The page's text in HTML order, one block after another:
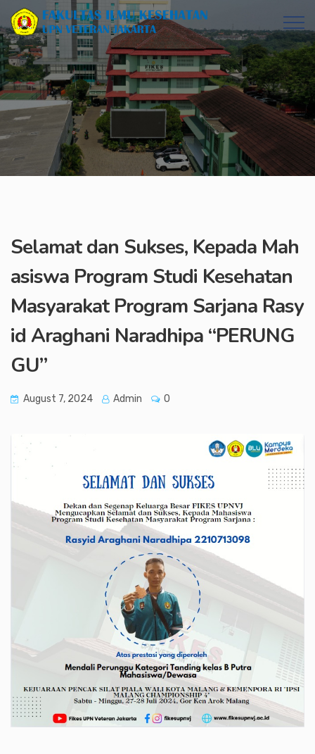
Selamat dan Sukses, Kepada Mah
asiswa Program Studi Kesehatan
Masyarakat Program Sarjana Rasy
id Araghani Naradhipa “PERUNG
GU”
August 7, 2024 Admin 0